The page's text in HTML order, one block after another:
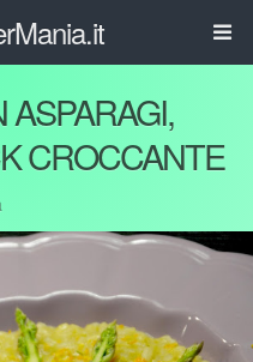
ASPARAGI,
CROCCANTE